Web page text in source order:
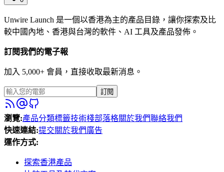
Unwire Launch 是一個以香港為主的產品目錄，讓你探索及比
較中國內地、香港與台灣的軟件、AI 工具及產品發佈。
訂閱我們的電子報
加入 5,000+ 會員，直接收取最新消息。
訂閱
瀏覽:產品分類標籤技術棧部落格關於我們聯絡我們
快速連結:提交關於我們廣告
運作方式:
探索香港產品